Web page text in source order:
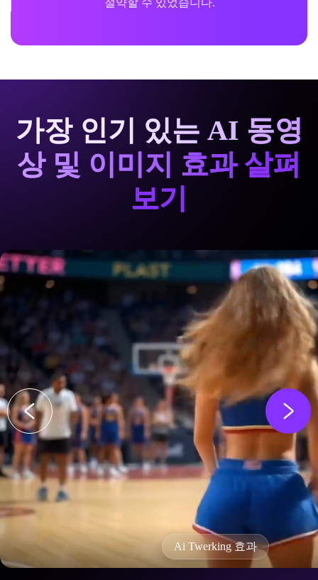
가장 인기 있는 AI 동영
상 및 이미지 효과 살펴
보기
Ai Twerking 효과